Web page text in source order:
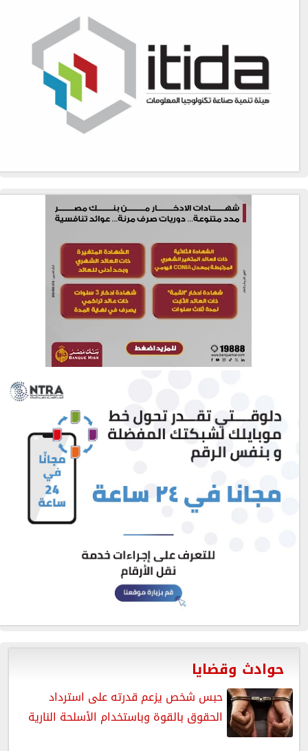
حوادث وقضايا
حبس شخص يزعم قدرته على استرداد
الحقوق بالقوة وباستخدام الأسلحة النارية